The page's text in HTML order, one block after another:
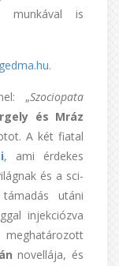
munkával is
.
„Szociopata
és Mráz
A két fiatal
, ami érdekes
és a sci-
utáni
injekciózva
novellája, és